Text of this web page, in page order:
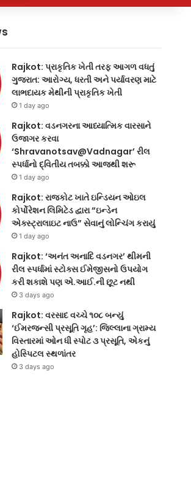
Rajkot: પ્રાકૃતિક ખેતી તરફ આગળ વધતું
ગુજરાત: આરોગ્ય, ધરતી અને પર્યાવરણ માટે
લાભદાયક મેથીની પ્રાકૃતિક ખેતી
1 day ago
Rajkot: વડનગરના આધ્યાત્મિક વારસાને
ઉજાગર કરવા
‘Shravanotsav@Vadnagar’ રીલ
સ્પર્ધાનો દ્વિતીય તબક્કો આજથી શરૂ
1 day ago
Rajkot: રાજકોટ ખાતે ઇન્ડિયન ઓઇલ
કોર્પોરેશન લિમિટેડ દ્વારા “ઇન્ડેન
એક્સ્ટ્રાલાઇટ નાઉ” સેવાનું લોન્ચિંગ કરાયું
1 day ago
Rajkot: ‘અનંત અનાદિ વડનગર’ થીમની
રીલ સ્પર્ધામાં સ્ટોક્સ ઈમેજીસનો ઉપયોગ
કરી શકાશે પણ એ.આઈ.ની છૂટ નથી
3 days ago
Rajkot: વરસાદ વચ્ચે ૧૦૮ બન્યું
‘ઈમરજન્સી પ્રસૂતિ ગૃહ’: જિલ્લાના ગ્રામ્ય
વિસ્તારમાં ઓન ધી સ્પોટ ૩ પ્રસૂતિ, એકનું
હોસ્પિટલ સ્થળાંતર
3 days ago